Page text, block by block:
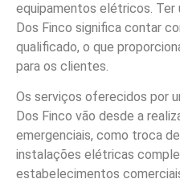
equipamentos elétricos.
Dos Finco significa contar
qualificado, o que
para os clientes.
Os serviços oferecidos por
Dos Finco vão desde a
emergenciais, como troca
instalações elétricas
estabelecimentos